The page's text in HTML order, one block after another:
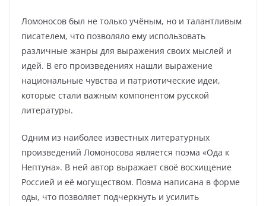
Ломоносов был не только учёным, но и талантливым
писателем, что позволяло ему использовать
различные жанры для выражения своих мыслей и
идей. В его произведениях нашли выражение
национальные чувства и патриотические идеи,
которые стали важным компонентом русской
литературы.
Одним из наиболее известных литературных
произведений Ломоносова является поэма «Ода к
Нептуна». В ней автор выражает своё восхищение
Россией и её могуществом. Поэма написана в форме
оды, что позволяет подчеркнуть и усилить